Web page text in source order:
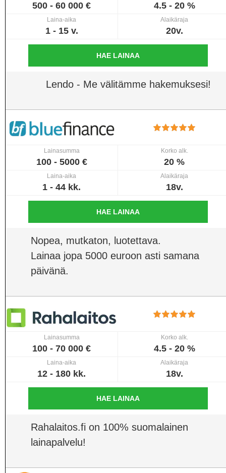
500 - 60 000 € 4.5 - 20 %
Laina-aika
1 - 15 v.
Alaikäraja
20v.
HAE LAINAA
Lendo - Me välitämme hakemuksesi!
Lainasumma
100 - 5000 €
Korko alk.
20 %
Laina-aika
1 - 44 kk.
Alaikäraja
18v.
HAE LAINAA
Nopea, mutkaton, luotettava.
Lainaa jopa 5000 euroon asti samana
päivänä.
Lainasumma
100 - 70 000 €
Korko alk.
4.5 - 20 %
Laina-aika
12 - 180 kk.
Alaikäraja
18v.
HAE LAINAA
Rahalaitos.fi on 100% suomalainen
lainapalvelu!